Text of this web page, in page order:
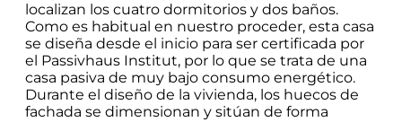
localizan los cuatro dormitorios y dos baños.
Como es habitual en nuestro proceder, esta casa
se diseña desde el inicio para ser certificada por
el Passivhaus Institut, por lo que se trata de una
casa pasiva de muy bajo consumo energético.
Durante el diseño de la vivienda, los huecos de
fachada se dimensionan y sitúan de forma